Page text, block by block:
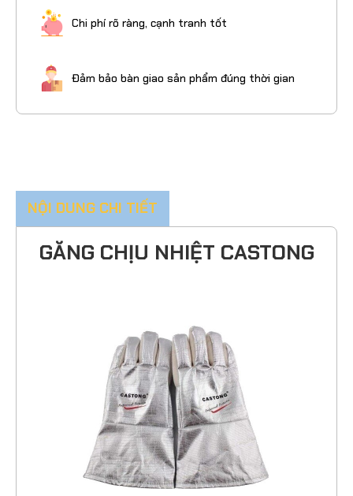
Chi phí rõ ràng, cạnh tranh tốt
Đảm bảo bàn giao sản phẩm đúng thời gian
NỘI DUNG CHI TIẾT
GĂNG CHỊU NHIỆT CASTONG